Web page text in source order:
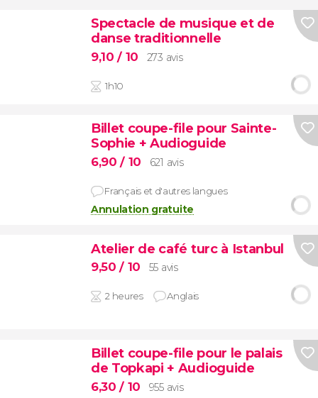
Spectacle de musique et de
danse traditionnelle
9,10/ 10 273 avis
1h10
Billet coupe-file pour Sainte-
Sophie + Audioguide
6,90/ 10 621 avis
Français et d'autres langues
Annulation gratuite
Atelier de café turc à Istanbul
9,50/ 10 55 avis
2 heures Anglais
Billet coupe-file pour le palais
de Topkapi + Audioguide
6,30/ 10 955 avis